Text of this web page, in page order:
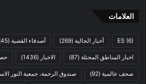
العلامات
ES (6) أخبار الجالية (269) أصدقاء القضية (45)
اخبار المناطق المحتلة (87) الاخبار (1436)
صحف عالمية (92) صندوق الرحمة، جمعية النور